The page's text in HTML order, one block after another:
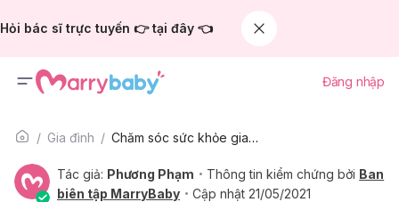
Hỏi bác sĩ trực tuyến 👉 tại đây 👈
Đăng nhập
Gia đình Chăm sóc sức khỏe gia đình
Tác giả: Phương Phạm Thông tin kiểm chứng bởi Ban
biên tập MarryBaby
Cập nhật 21/05/2021